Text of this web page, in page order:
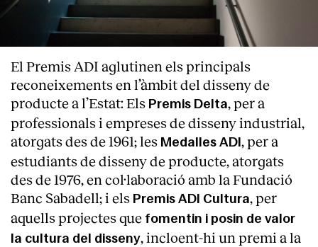
El Premis ADI aglutinen els principals
reconeixements en l’àmbit del disseny de
producte a l’Estat: Els Premis Delta, per a
professionals i empreses de disseny industrial,
atorgats des de 1961; les Medalles ADI , per a
estudiants de disseny de producte, atorgats
des de 1976, en col·laboració amb la Fundació
Banc Sabadell; i els Premis ADI Cultura, per
aquells projectes que fomentin i posin de valor
la cultura del disseny, incloent-hi un premi a la